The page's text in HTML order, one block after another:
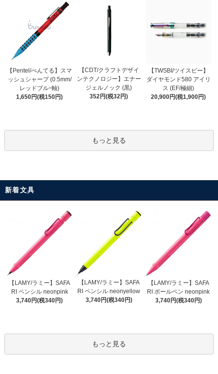
【Pentel/ぺんてる】スマ
ッシュシャープ (0.5mm/
レッドブルｰ軸)
1,650円(税150円)
【CDT/クラフトデザイ
ンテクノロジー】エナー
ジェルノック (黒)
352円(税32円)
【TWSBI/ツイスビー】
ダイヤモンド580 アイリ
ス (EF/極細)
20,900円(税1,900円)
もっと見る
新着文具
【LAMY/ラミー】SAFA
RI ペンシル neonpink
3,740円(税340円)
【LAMY/ラミー】SAFA
RI ペンシル neonyellow
3,740円(税340円)
【LAMY/ラミー】SAFA
RI ボールペン neonpink
3,740円(税340円)
もっと見る